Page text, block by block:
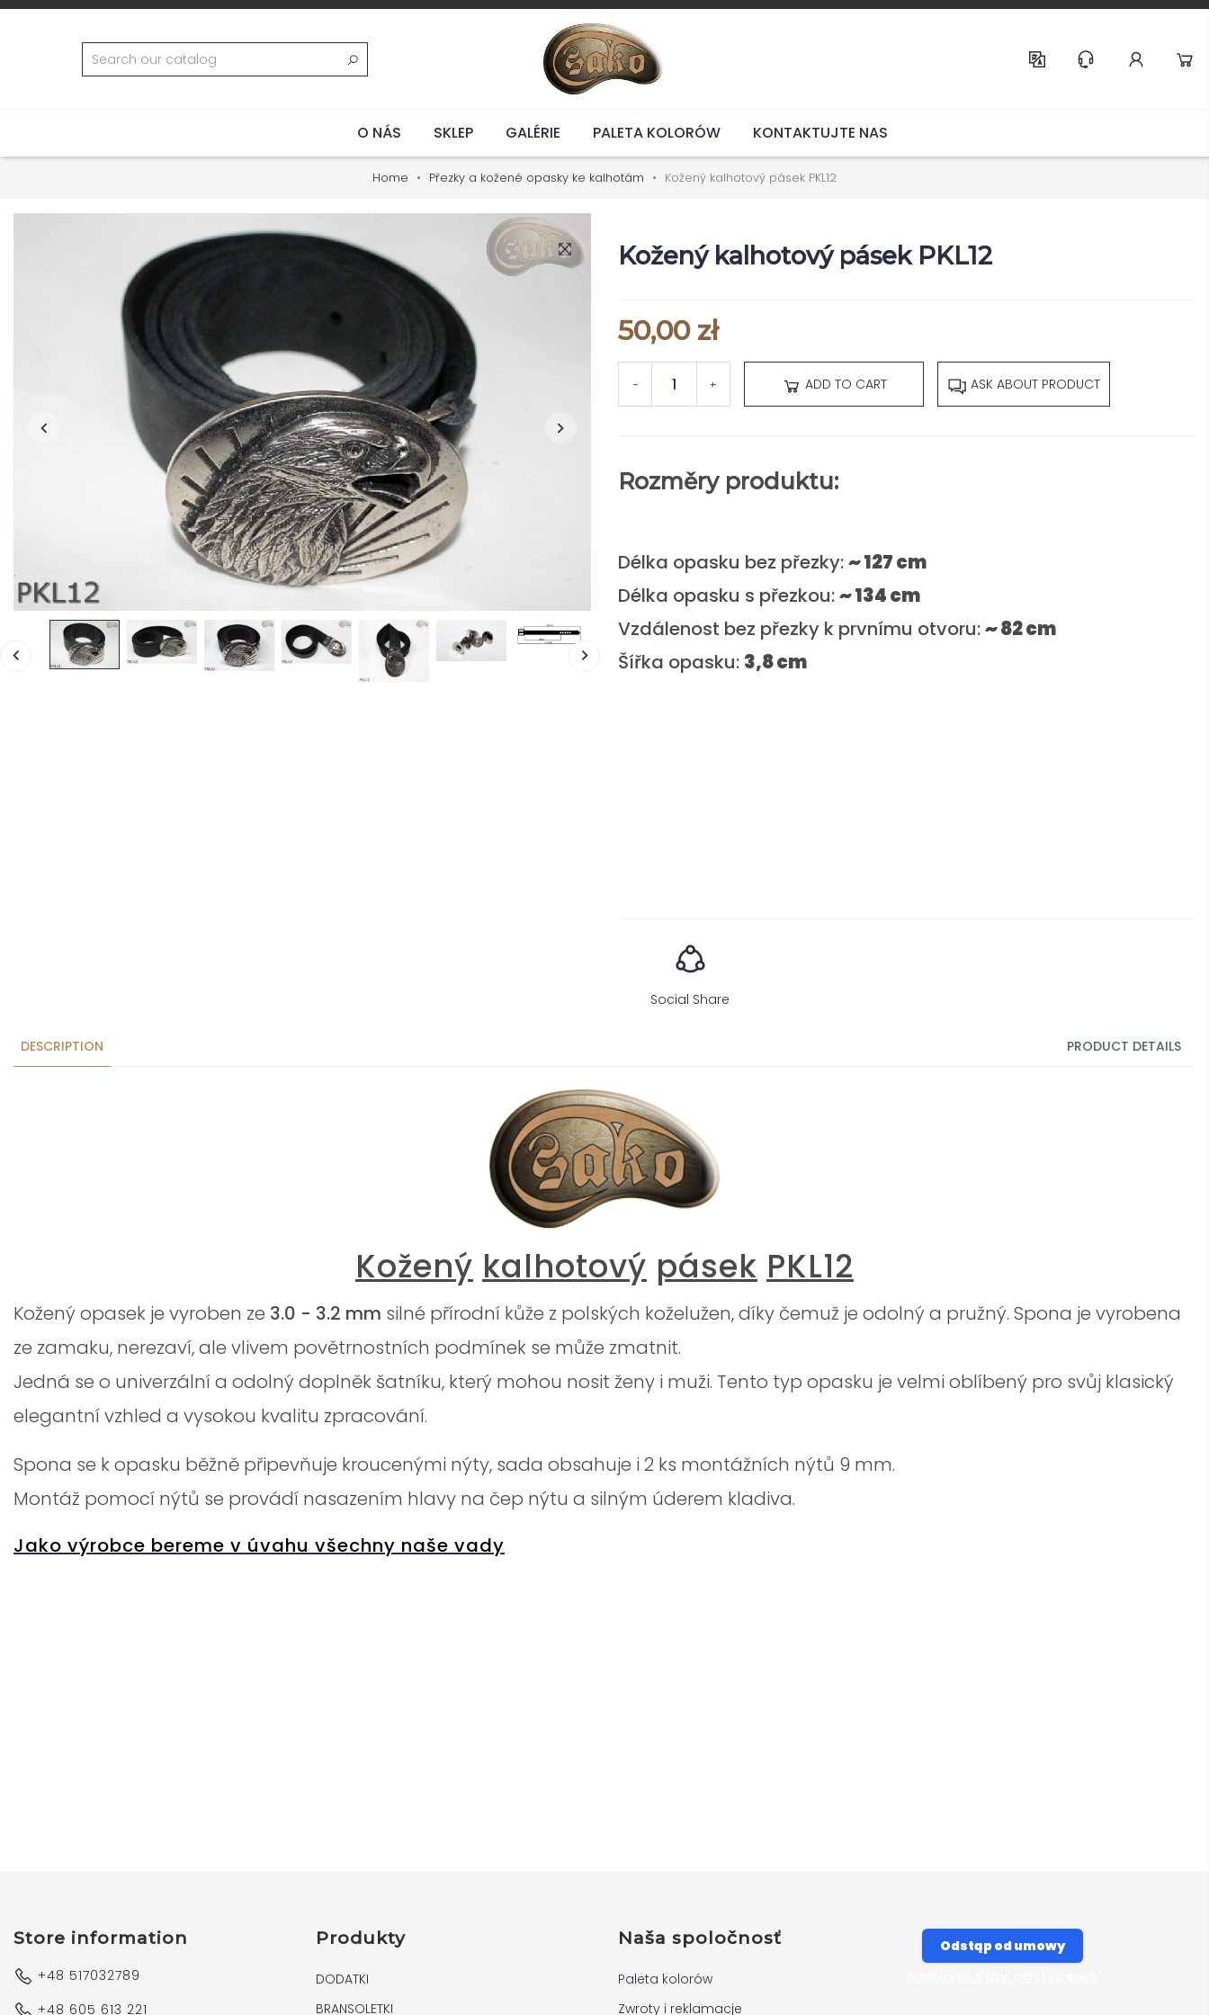
O NÁS SKLEP GALÉRIE PALETA KOLORÓW KONTAKTUJTE NAS
Home Přezky a kožené opasky ke kalhotám Kožený kalhotový pásek PKL12
Kožený kalhotový pásek PKL12
50,00 zł
- + ADD TO CART ASK ABOUT PRODUCT
Rozměry produktu:
Délka opasku bez přezky:~ 127 cm
Délka opasku s přezkou:~ 134 cm
Vzdálenost bez přezky k prvnímu otvoru:~ 82 cm
Šířka opasku: 3,8 cm
Social Share
DESCRIPTION PRODUCT DETAILS
Kožený kalhotový pásek PKL12
Kožený opasek je vyroben ze 3.0 - 3.2 mm silné přírodní kůže z polských koželužen, díky čemuž je odolný a pružný. Spona je vyrobena
ze zamaku, nerezaví, ale vlivem povětrnostních podmínek se může zmatnit.
Jedná se o univerzální a odolný doplněk šatníku, který mohou nosit ženy i muži. Tento typ opasku je velmi oblíbený pro svůj klasický
elegantní vzhled a vysokou kvalitu zpracování.
Spona se k opasku běžně připevňuje kroucenými nýty, sada obsahuje i 2 ks montážních nýtů 9 mm.
Montáž pomocí nýtů se provádí nasazením hlavy na čep nýtu a silným úderem kladiva.
Jako výrobce bereme v úvahu všechny naše vady
Store information
+48 517032789
+48 605 613 221
Produkty
DODATKI
BRANSOLETKI
Naša spoločnosť
Paleta kolorów
Zwroty i reklamacje
Odstąp od umowy